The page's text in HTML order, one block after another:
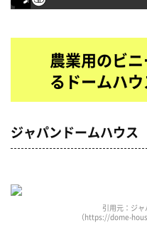
農業用のビ
るドームハ
ジャパンドームハウス
引用元：ジ
（https://dome-